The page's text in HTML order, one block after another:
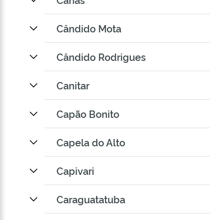
Cândido Mota
Cândido Rodrigues
Canitar
Capão Bonito
Capela do Alto
Capivari
Caraguatatuba